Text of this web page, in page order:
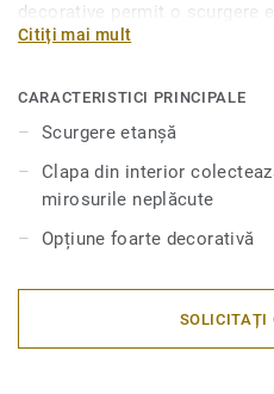
decorative permit o scurgere
Clapeta din interior
PVC, 1 sită inox și 1 set de
Citiți mai mult
CARACTERISTICI PRINCIPALE
Scurgere etanșă
Clapa din interior
mirosurile neplăcute
Opțiune foarte decorativă
SOLICITAȚI